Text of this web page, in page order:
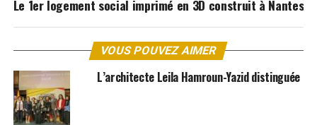
Le 1er logement social imprimé en 3D construit à Nantes
VOUS POUVEZ AIMER
L’architecte Leila Hamroun-Yazid distinguée